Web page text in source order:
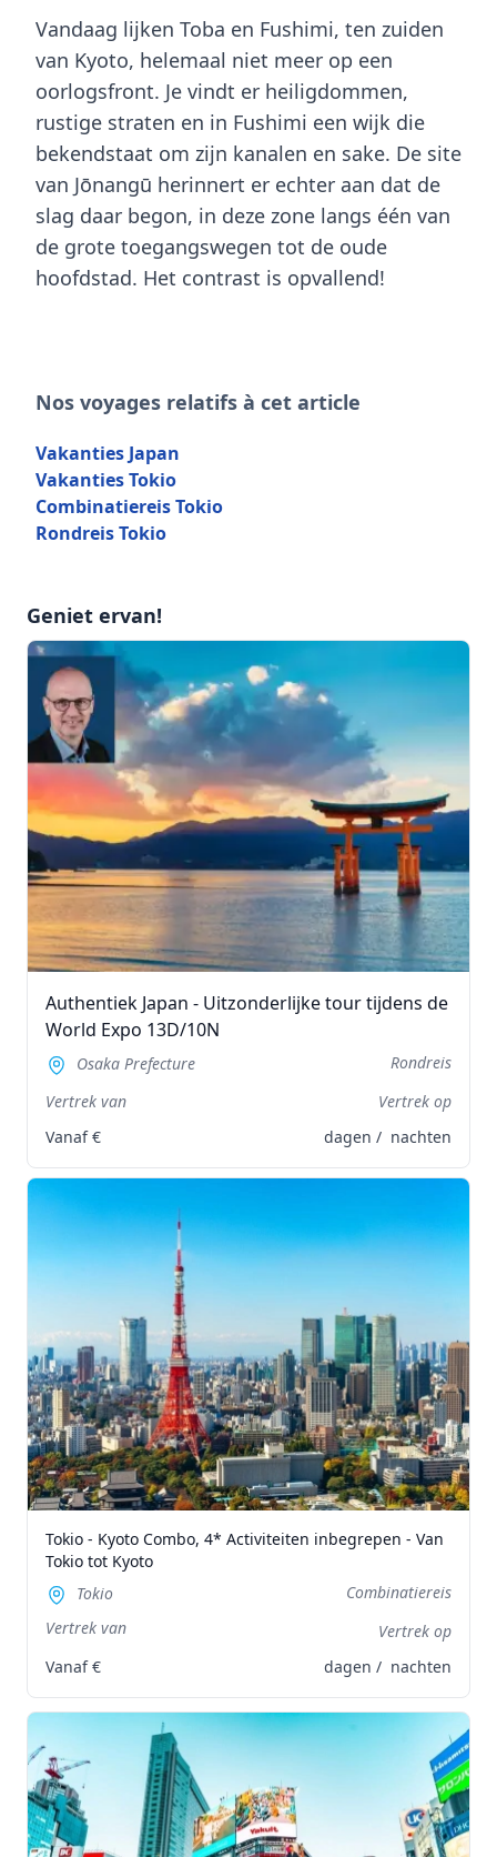
Vandaag lijken Toba en Fushimi, ten zuiden
van Kyoto, helemaal niet meer op een
oorlogsfront. Je vindt er heiligdommen,
rustige straten en in Fushimi een wijk die
bekendstaat om zijn kanalen en sake. De site
van Jōnangū herinnert er echter aan dat de
slag daar begon, in deze zone langs één van
de grote toegangswegen tot de oude
hoofdstad. Het contrast is opvallend!
Nos voyages relatifs à cet article
Vakanties Japan
Vakanties Tokio
Combinatiereis Tokio
Rondreis Tokio
Geniet ervan!
Authentiek Japan - Uitzonderlijke tour tijdens de
World Expo 13D/10N
Osaka Prefecture
Rondreis
Vertrek van
Vertrek op
Vanaf€ dagen / nachten
Tokio - Kyoto Combo, 4* Activiteiten inbegrepen - Van
Tokio tot Kyoto
Tokio
Combinatiereis
Vertrek van
Vertrek op
Vanaf€ dagen / nachten